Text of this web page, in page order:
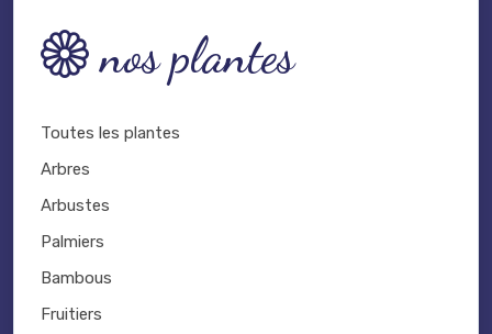
nos plantes
Toutes les plantes
Arbres
Arbustes
Palmiers
Bambous
Fruitiers